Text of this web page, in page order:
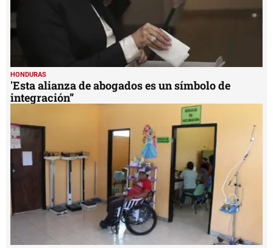
HONDURAS
'Esta alianza de abogados es un símbolo de
integración”